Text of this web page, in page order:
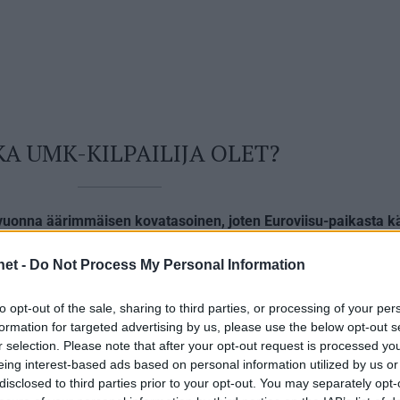
- Do Not Process My Personal Information
opt-out of the sale, sharing to third parties, or processing of your
for targeted advertising by us, please use the below opt-out
selection. Please note that after your opt-out request is processed
interest-based ads based on personal information utilized by us
to third parties prior to your opt-out. You may separately
UMK-KILPAILIJA OLET?
äärimmäisen kovatasoinen, joten Euroviisu-paikasta
on Sara Siipola, mutta kisa on huomattavasti tiukempi
Suurimmat haastajat ovat ennakkoon Mikael Gabriel &
koska voidaan rehellisesti todeta, että
ylivoimaiseen suosioon lähtenyttä kappaletta ei nyt ole.